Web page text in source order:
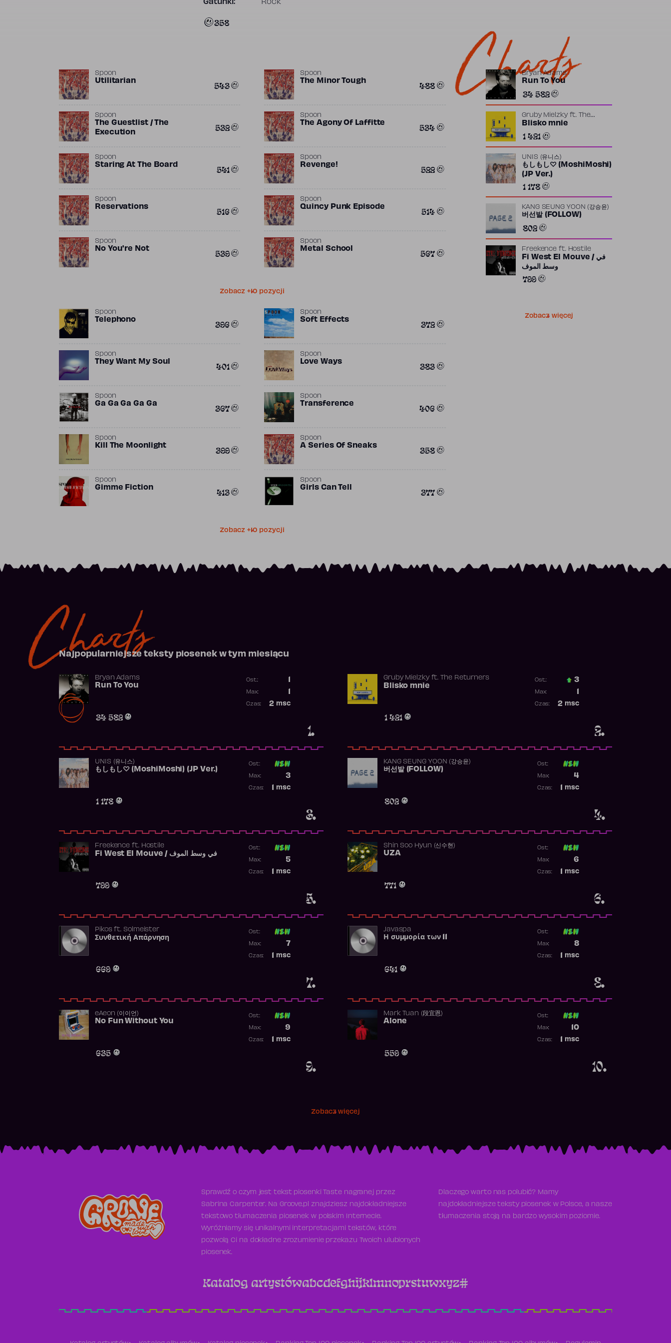
Gatunki: Rock
358
Spoon
Utilitarian 543
Spoon
The Minor Tough 488
Spoon
The Guestlist / The
Execution
532
Spoon
The Agony Of Laffitte 534
Spoon
Staring At The Board 541
Spoon
Revenge! 522
Spoon
Reservations 516
Spoon
Quincy Punk Episode 514
Spoon
No You're Not 539
Spoon
Metal School 567
Zobacz +10 pozycji
Spoon
Telephono 396
Spoon
Soft Effects 372
Spoon
They Want My Soul 401
Spoon
Love Ways 383
Spoon
Ga Ga Ga Ga Ga 367
Spoon
Transference 406
Spoon
Kill The Moonlight 399
Spoon
A Series Of Sneaks 358
Spoon
Gimme Fiction 413
Spoon
Girls Can Tell 377
Zobacz +10 pozycji
Charts
Bryan Adams
Run To You
34 582
Gruby Mielzkyft.
The
Returners
Blisko mnie
1 421
UNIS (유니스)
もしもし♡ (MoshiMoshi)
(JP Ver.)
1 178
KANG SEUNG YOON (강승윤)
버선발 (FOLLOW)
802
Freekence ft. Hostile
Fi West El Mouve / في
وسط الموف
799
Zobacz więcej
Charts
Najpopularniejsze teksty piosenek w tym miesiącu
1.
Bryan Adams
Run To You
34 582
Ost.:
Max:
2 msc
Czas:
2.
Gruby Mielzkyft. The Returners
Blisko mnie
1 421
Ost.: 3
Max:
2 msc
Czas:
3.
UNIS (유니스)
もしもし♡ (MoshiMoshi) (JP Ver.)
1 178
Ost:
3
Max:
msc
Czas:
4.
KANG SEUNG YOON (강승윤)
버선발 (FOLLOW)
802
Ost:
4
Max:
msc
Czas:
5.
Freekence ft. Hostile
Fi West El Mouve / في وسط الموف
799
Ost:
5
Max:
msc
Czas:
6.
Shin Soo Hyun (신수현)
UZA
771
Ost:
6
Max:
msc
Czas:
7.
Pikosft. Solmeister
Συνθετική Απάρνηση
669
Ost:
7
Max:
msc
Czas:
8.
Javaspa
Η συμμορία των 11
641
Ost:
8
Max:
msc
Czas:
9.
​eAeon (이이언)
No Fun Without You
635
Ost:
9
Max:
msc
Czas:
10.
Mark Tuan (段宜恩)
Alone
559
Ost:
10
Max:
msc
Czas:
Zobacz więcej
Sprawdź o czym jest tekst piosenki Taste nagranej przez
Sabrina Carpenter. Na Groove.pl znajdziesz najdokładniejsze
tekstowo tłumaczenia piosenek w polskim Internecie.
Wyróżniamy się unikalnymi interpretacjami tekstów, które
pozwolą Ci na dokładne zrozumienie przekazu Twoich ulubionych
piosenek.
Dlaczego warto nas polubić? Mamy
najdokładniejsze teksty piosenek w Polsce, a nasze
tłumaczenia stoją na bardzo wysokim poziomie.
Katalog artystówabcdefghijklmnoprstuwxyz#